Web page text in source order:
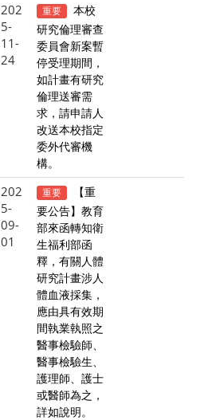
202
5-
11-
24
重要
本校
研究倫理審查
委員會新案暫
停受理期間，
如計畫有研究
倫理送審需
求，請申請人
改送本校指定
委外代審機
構。
202
5-
09-
01
重要
【重
要公告】教育
部來函轉知衛
生福利部函
釋，有關人體
研究計畫涉人
體血液採集，
應由具有效期
間執業執照之
醫事檢驗師、
醫事檢驗生、
護理師、護士
或醫師為之，
詳如說明。